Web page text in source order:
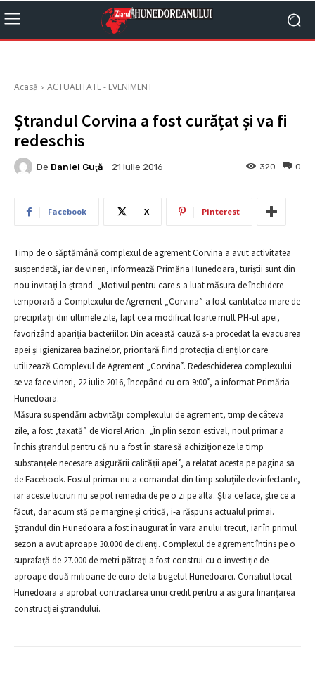
Acasă ACTUALITATE - EVENIMENT
Ștrandul Corvina a fost curățat și va fi
redeschis
De Daniel Guţă 21 Iulie 2016 0
320
Facebook X Pinterest
Timp de o săptămână complexul de agrement Corvina a avut activitatea
suspendată, iar de vineri, informează Primăria Hunedoara, turiștii sunt din
nou invitați la ștrand. „Motivul pentru care s-a luat măsura de închidere
temporară a Complexului de Agrement „Corvina” a fost cantitatea mare de
precipitații din ultimele zile, fapt ce a modificat foarte mult PH-ul apei,
favorizând apariția bacteriilor. Din această cauză s-a procedat la evacuarea
apei și igienizarea bazinelor, prioritară fiind protecția clienților care
utilizează Complexul de Agrement „Corvina”. Redeschiderea complexului
se va face vineri, 22 iulie 2016, începând cu ora 9:00”, a informat Primăria
Hunedoara.
Măsura suspendării activității complexului de agrement, timp de câteva
zile, a fost „taxată” de Viorel Arion. „În plin sezon estival, noul primar a
închis ștrandul pentru că nu a fost în stare să achiziționeze la timp
substanțele necesare asigurării calității apei”, a relatat acesta pe pagina sa
de Facebook. Fostul primar nu a comandat din timp soluțiile dezinfectante,
iar aceste lucruri nu se pot remedia de pe o zi pe alta. Știa ce face, știe ce a
făcut, dar acum stă pe margine și critică, i-a răspuns actualul primai.
Ştrandul din Hunedoara a fost inaugurat în vara anului trecut, iar în primul
sezon a avut aproape 30.000 de clienţi. Complexul de agrement întins pe o
suprafaţă de 27.000 de metri pătraţi a fost construi cu o investiţie de
aproape două milioane de euro de la bugetul Hunedoarei. Consiliul local
Hunedoara a aprobat contractarea unui credit pentru a asigura finanţarea
construcţiei ştrandului.